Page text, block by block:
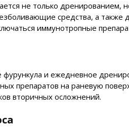
не только
средства, а
иммунотропные
фурункула и ежедневное
препаратов на раневую
вторичных осложнений.